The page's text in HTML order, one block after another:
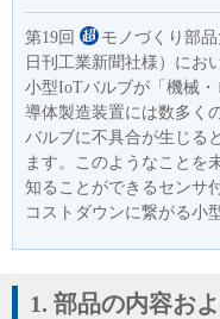
バルブと継手のき
説明会・講習会
ログイン
第19回
モノづくり部
日刊工業新聞社様）にお
小型IoTバルブが「機械
導体製造装置には数多く
バルブに不具合が生じる
ます。このようなことを
知ることができるセンサ
コストダウンに繋がる小
1. 部品の内容お